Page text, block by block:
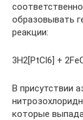
образовывать
реакции:
3H2[PtCl6] +
В присутствии
которые